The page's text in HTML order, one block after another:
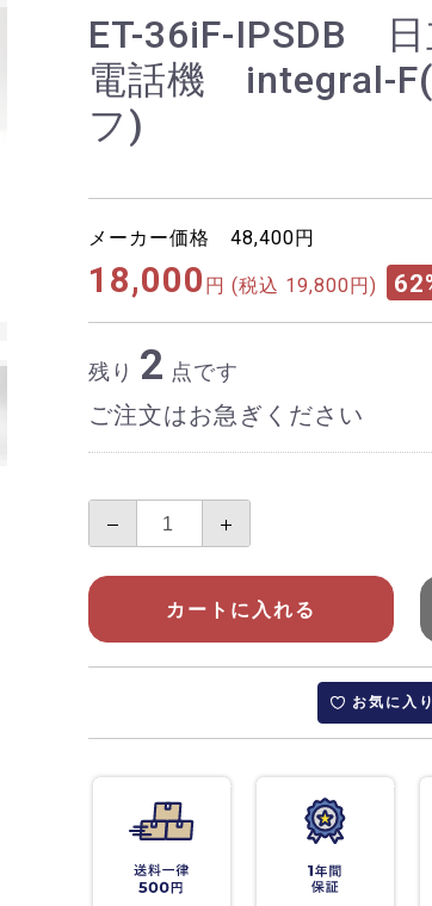
ET-36iF-IPSDB
電話機 integral-
フ)
メーカー価格 48,400円
18,000 円 (税込 19,800円)
残り 2 点です
ご注文はお急ぎください
カートに入れる
お気に入